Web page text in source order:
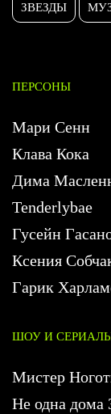
ЗВЕЗДЫ
ПЕРСОНЫ
Мари Сенн
Клава Кока
Дима
Tenderlybae
Гусейн
Ксения
Гарик
ШОУ И
Мистер
Не одна дома